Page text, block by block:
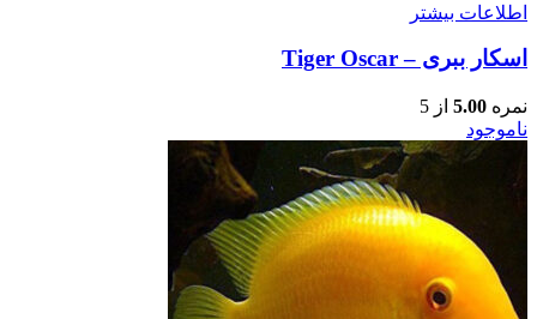
اطلاعات بیشتر
اسکار ببری – Tiger Oscar
نمره 5.00 از 5
ناموجود